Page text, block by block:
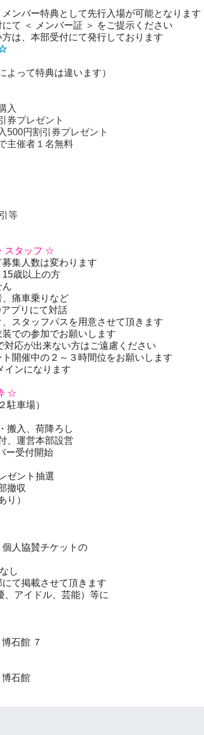
ンバー特典として先行入場が可能となります
て ＜ メンバー証 ＞ をご提示ください
は、本部受付にて発行しております
よって特典は違います）
入
券プレゼント
500円割引券プレゼント
主催者１名無料
等
スタッフ ☆
募集人数は変わります
15歳以上の方
ん
、痛車乗りなど
プリにて対話
、スタッフパスを用意させて頂きます
での参加でお願いします
応が出来ない方はご遠慮ください
ト開催中の２～３時間位をお願いします
インになります
☆
車場）
搬入、荷降ろし
、運営本部設営
ー受付開始
ゼント抽選
撤収
）
人協賛チケットの
し
て掲載させて頂きます
アイドル、芸能）等に
石館 ７
石館